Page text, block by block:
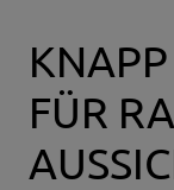
FÜR